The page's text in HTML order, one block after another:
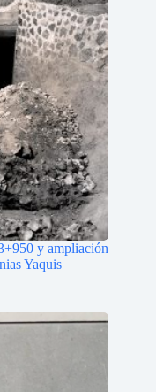
y ampliación
Yaquis